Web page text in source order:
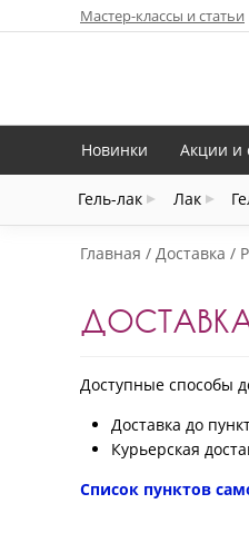
Мастер-классы и статьи
Новинки Акции и
Гель-лак Лак
Главная Доставка
Доступные способы
Доставка до
Курьерская
Список пунктов